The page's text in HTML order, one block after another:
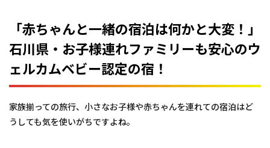
一緒の
宿泊は
何かと
大
変！」
県・お
れファ
ミリー
「赤ちゃんと一緒の宿泊は何かと大変！」
石川県・お子様連れファミリーも安心のウ
ェルカムベビー認定の宿！
家族揃っての旅行、小さなお子様や赤ちゃんを連れての宿泊はど
うしても気を使いがちですよね。